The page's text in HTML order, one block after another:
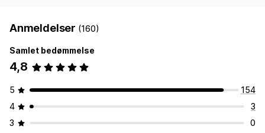
Anmeldelser (160)
Samlet bedømmelse
4,8
5
154
4
3
3
0